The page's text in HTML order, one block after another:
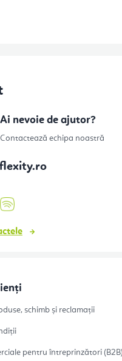
Ai nevoie de ajutor?
Contactează echipa noastră
schimb și reclamații
pentru întreprinzători (B2B)